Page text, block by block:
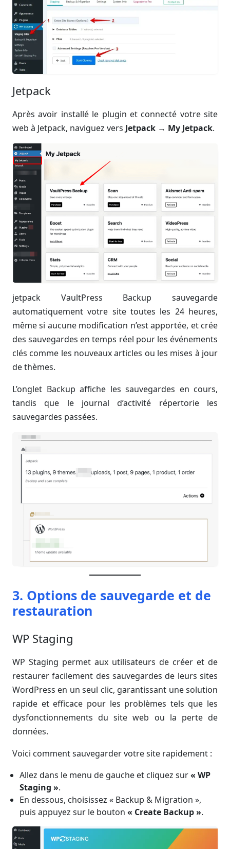
Jetpack
Après avoir installé le plugin et connecté votre site
web à Jetpack, naviguez vers Jetpack → My Jetpack.
jetpack VaultPress Backup sauvegarde
automatiquement votre site toutes les 24 heures,
même si aucune modification n’est apportée, et crée
des sauvegardes en temps réel pour les événements
clés comme les nouveaux articles ou les mises à jour
de thèmes.
L’onglet Backup affiche les sauvegardes en cours,
tandis que le journal d’activité répertorie les
sauvegardes passées.
3. Options de sauvegarde et de
restauration
WP Staging
WP Staging permet aux utilisateurs de créer et de
restaurer facilement des sauvegardes de leurs sites
WordPress en un seul clic, garantissant une solution
rapide et efficace pour les problèmes tels que les
dysfonctionnements du site web ou la perte de
données.
Voici comment sauvegarder votre site rapidement :
Allez dans le menu de gauche et cliquez sur« WP
Staging ».
En dessous, choisissez « Backup & Migration »,
puis appuyez sur le bouton« Create Backup ».